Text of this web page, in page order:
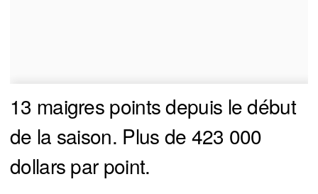
13 maigres points depuis le début
de la saison. Plus de 423 000
dollars par point.